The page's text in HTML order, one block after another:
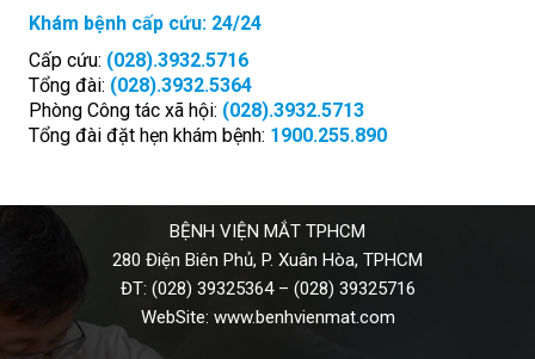
Khám bệnh cấp cứu: 24/24
Cấp cứu: (028).3932.5716
Tổng đài: (028).3932.5364
Phòng Công tác xã hội: (028).3932.5713
Tổng đài đặt hẹn khám bệnh: 1900.255.890
BỆNH VIỆN MẮT TPHCM
280 Điện Biên Phủ, P. Xuân Hòa, TPHCM
ĐT: (028) 39325364– (028) 39325716
WebSite: www.benhvienmat.com